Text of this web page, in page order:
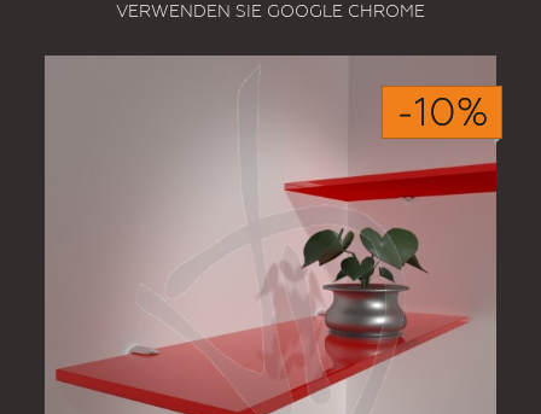
VERWENDEN SIE GOOGLE CHROME
-10%